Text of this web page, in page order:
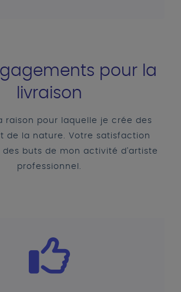
pour la
livraison
raison pour laquelle je crée des
de la nature. Votre satisfaction
buts de mon activité d'artiste
professionnel.